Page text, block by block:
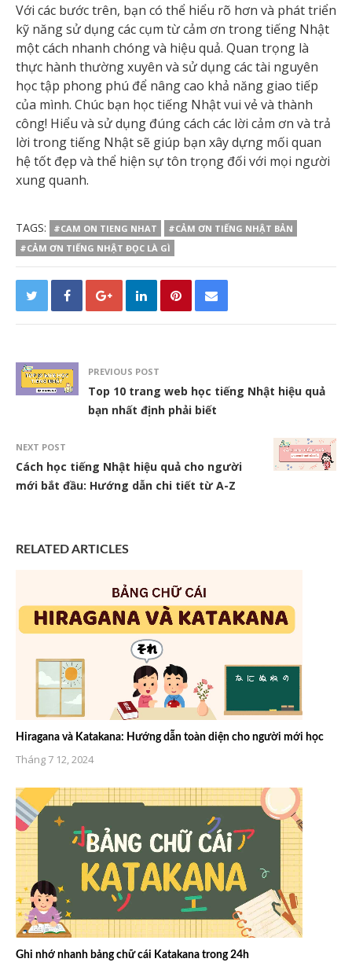
Với các bước trên, bạn có thể hiểu rõ hơn và phát triển
kỹ năng sử dụng các cụm từ cảm ơn trong tiếng Nhật
một cách nhanh chóng và hiệu quả. Quan trọng là
thực hành thường xuyên và sử dụng các tài nguyên
học tập phong phú để nâng cao khả năng giao tiếp
của mình. Chúc bạn học tiếng Nhật vui vẻ và thành
công! Hiểu và sử dụng đúng cách các lời cảm ơn và trả
lời trong tiếng Nhật sẽ giúp bạn xây dựng mối quan
hệ tốt đẹp và thể hiện sự tôn trọng đối với mọi người
xung quanh.
TAGS: #CAM ON TIENG NHAT
#CẢM ƠN TIẾNG NHẬT BẢN
#CẢM ƠN TIẾNG NHẬT ĐỌC LÀ GÌ
PREVIOUS POST
Top 10 trang web học tiếng Nhật hiệu quả
bạn nhất định phải biết
NEXT POST
Cách học tiếng Nhật hiệu quả cho người
mới bắt đầu: Hướng dẫn chi tiết từ A-Z
RELATED ARTICLES
Hiragana và Katakana: Hướng dẫn toàn diện cho người mới học
Tháng 7 12, 2024
Ghi nhớ nhanh bảng chữ cái Katakana trong 24h